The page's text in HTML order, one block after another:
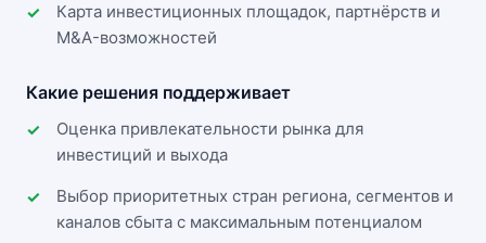
Карта инвестиционных площадок, партнёрств и
M&A-возможностей
Какие решения поддерживает
Оценка привлекательности рынка для
инвестиций и выхода
Выбор приоритетных стран региона, сегментов и
каналов сбыта с максимальным потенциалом